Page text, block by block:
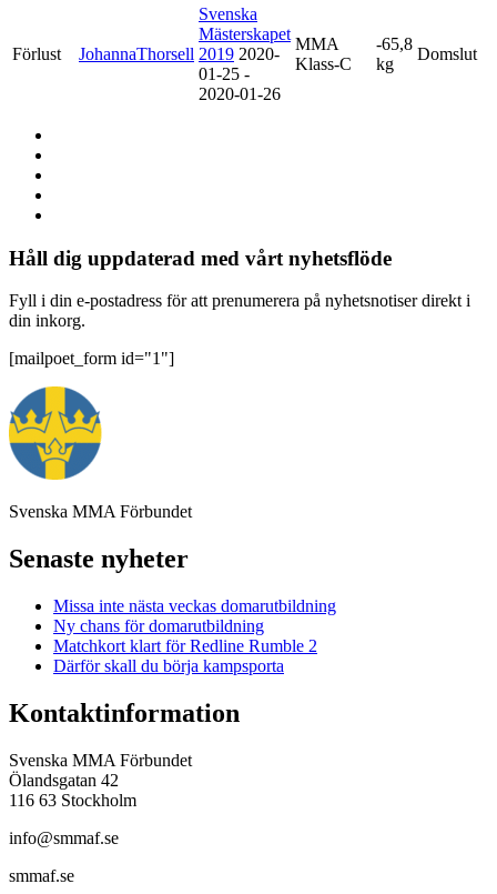
Förlust JohannaThorsell
Svenska
Mästerskapet
2019 2020-
01-25 -
2020-01-26
MMA
Klass-C
-65,8
kg
Domslut
Håll dig uppdaterad med vårt nyhetsflöde
Fyll i din e-postadress för att prenumerera på nyhetsnotiser direkt i
din inkorg.
[mailpoet_form id="1"]
Svenska MMA Förbundet
Senaste nyheter
Missa inte nästa veckas domarutbildning
Ny chans för domarutbildning
Matchkort klart för Redline Rumble 2
Därför skall du börja kampsporta
Kontaktinformation
Svenska MMA Förbundet
Ölandsgatan 42
116 63 Stockholm
info@smmaf.se
smmaf.se